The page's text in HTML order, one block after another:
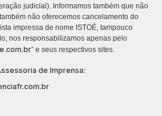
judicial). Informamos também que não
não oferecemos cancelamento do
impressa de nome ISTOÉ, tampouco
nos responsabilizamos apenas pelo
” e seus respectivos sites.
de Imprensa: